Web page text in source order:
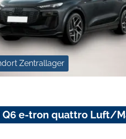
Zentrallager
Q6 e-tron quattro Luft/